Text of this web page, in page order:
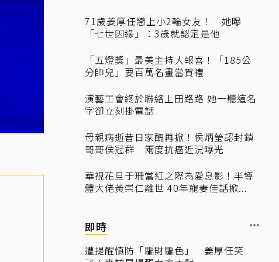
71歲姜厚任戀上小2輪女友！ 她曝
「七世因緣」：3歲就認定是他
「五燈獎」最美主持人報喜！「185公
分帥兒」要百萬名畫當賀禮
演藝工會終於聯絡上田路路 她一聽這名
字卻立刻掛電話
母親病逝昔日家醜再掀！侯炳瑩認封鎖
哥哥侯冠群 兩度抗癌近況曝光
華視花旦于珊當紅之際為愛息影！半導
體大佬黃崇仁離世 40年寵妻佳話掀...
即時
遭提醒慎防「騙財騙色」 姜厚任笑